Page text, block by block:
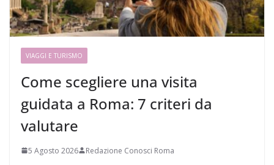
VIAGGI E TURISMO
Come scegliere una visita
guidata a Roma: 7 criteri da
valutare
5 Agosto 2026 Redazione Conosci Roma